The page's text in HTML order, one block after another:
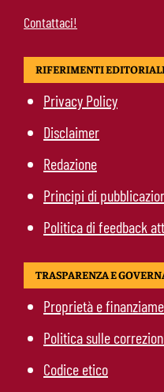
Contattaci!
RIFERIMENTI
Privacy Policy
Disclaimer
Redazione
Principi di
Politica di feedback
TRASPARENZA E
Proprietà e
Politica sulle
Codice etico